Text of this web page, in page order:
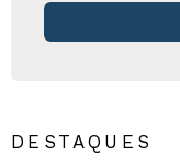
DESTAQUES